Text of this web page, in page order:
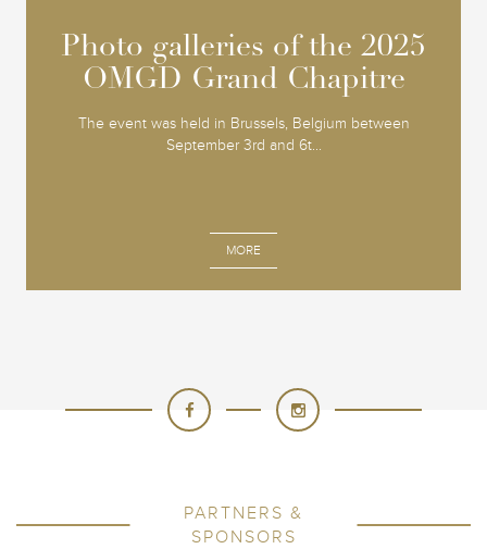
Photo galleries of the 2025
OMGD Grand Chapitre
The event was held in Brussels, Belgium between
September 3rd and 6t...
MORE
Photo galleries of the 2025
OMGD Grand Chapitre
PARTNERS &
SPONSORS